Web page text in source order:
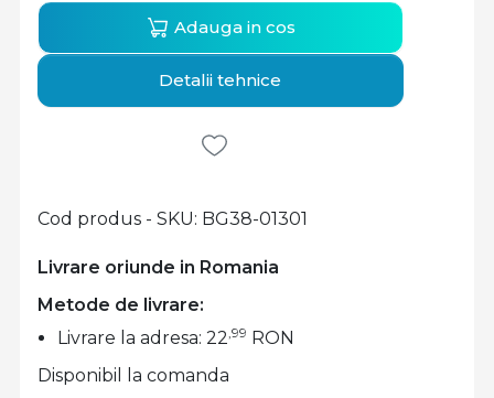
Livrare oriunde in Romania
Cod produs - SKU BG38-01301
Metode de livrare:
Livrare la adresa: 22,99 RON
Disponibil la comanda
Adauga in cos
Detalii tehnice